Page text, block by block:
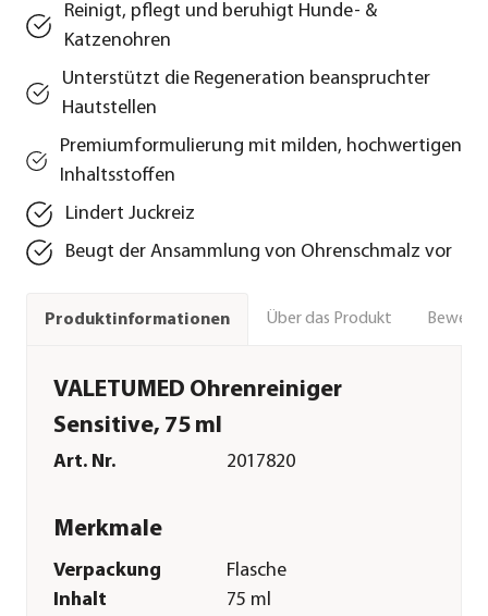
Reinigt, pflegt und beruhigt Hunde- &
Katzenohren
Unterstützt die Regeneration beanspruchter
Hautstellen
Premiumformulierung mit milden, hochwertigen
Inhaltsstoffen
Lindert Juckreiz
Beugt der Ansammlung von Ohrenschmalz vor
Produktinformationen Über das Produkt
VALETUMED Ohrenreiniger
Sensitive, 75 ml
Art. Nr. 2017820
Merkmale
Verpackung
Flasche
Inhalt
75 ml